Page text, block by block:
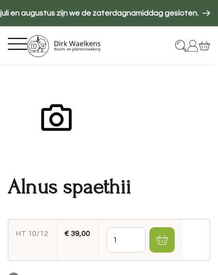
en
de
juli en augustus zijn we de zaterdagnamiddag gesloten.
Hoofdnavigatie
Alnus spaethii
HT 10/12 € 39,00 Hoeveelheid